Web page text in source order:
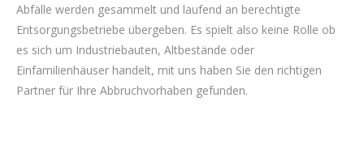
Abfälle werden gesammelt und laufend an berechtigte
Entsorgungsbetriebe übergeben. Es spielt also keine Rolle ob
es sich um Industriebauten, Altbestände oder
Einfamilienhäuser handelt, mit uns haben Sie den richtigen
Partner für Ihre Abbruchvorhaben gefunden.